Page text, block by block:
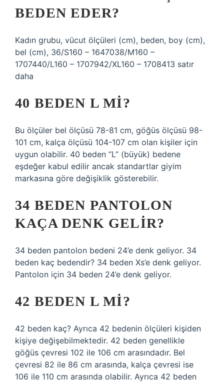
BEDEN EDER?
Kadın grubu, vücut ölçüleri (cm), beden, boy (cm),
bel (cm), 36/S160 – 1647038/M160 –
1707440/L160 – 1707942/XL160 – 1708413 satır
daha
40 BEDEN L MI?
Bu ölçüler bel ölçüsü 78-81 cm, göğüs ölçüsü 98-
101 cm, kalça ölçüsü 104-107 cm olan kişiler için
uygun olabilir. 40 beden “L” (büyük) bedene
eşdeğer kabul edilir ancak standartlar giyim
markasına göre değişiklik gösterebilir.
34 BEDEN PANTOLON
KAÇA DENK GELIR?
34 beden pantolon bedeni 24’e denk geliyor. 34
beden kaç bedendir? 34 beden Xs’e denk geliyor.
Pantolon için 34 beden 24’e denk geliyor.
42 BEDEN L MI?
42 beden kaç? Ayrıca 42 bedenin ölçüleri kişiden
kişiye değişebilmektedir. 42 beden genellikle
göğüs çevresi 102 ile 106 cm arasındadır. Bel
çevresi 82 ​​ile 86 cm arasında, kalça çevresi ise
106 ile 110 cm arasında olabilir. Ayrıca 42 beden